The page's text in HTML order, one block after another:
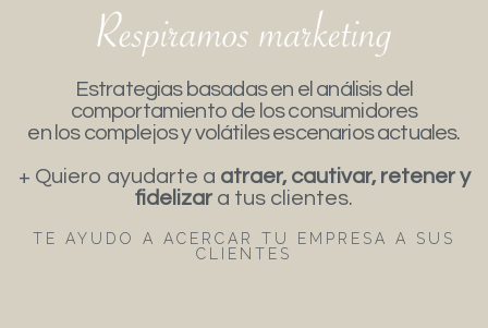
Estrategias basadas en el análisis del
comportamiento de los consumidores
en los complejos y volátiles escenarios actuales.
+ Quiero ayudarte a atraer, cautivar, retener y
fidelizar a tus clientes.
TE AYUDO A ACERCAR TU EMPRESA A SUS
CLIENTES